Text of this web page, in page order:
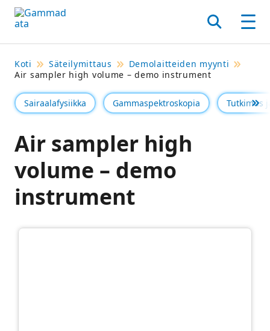
Siirry
pääsisältöönt
Hae
Koti Säteilymittaus
Demolaitteiden myynti
Air sampler high volume – demo instrument
Sairaalafysiikka Gammaspektroskopia Tutkimus
Se
Air sampler high
volume – demo
instrument